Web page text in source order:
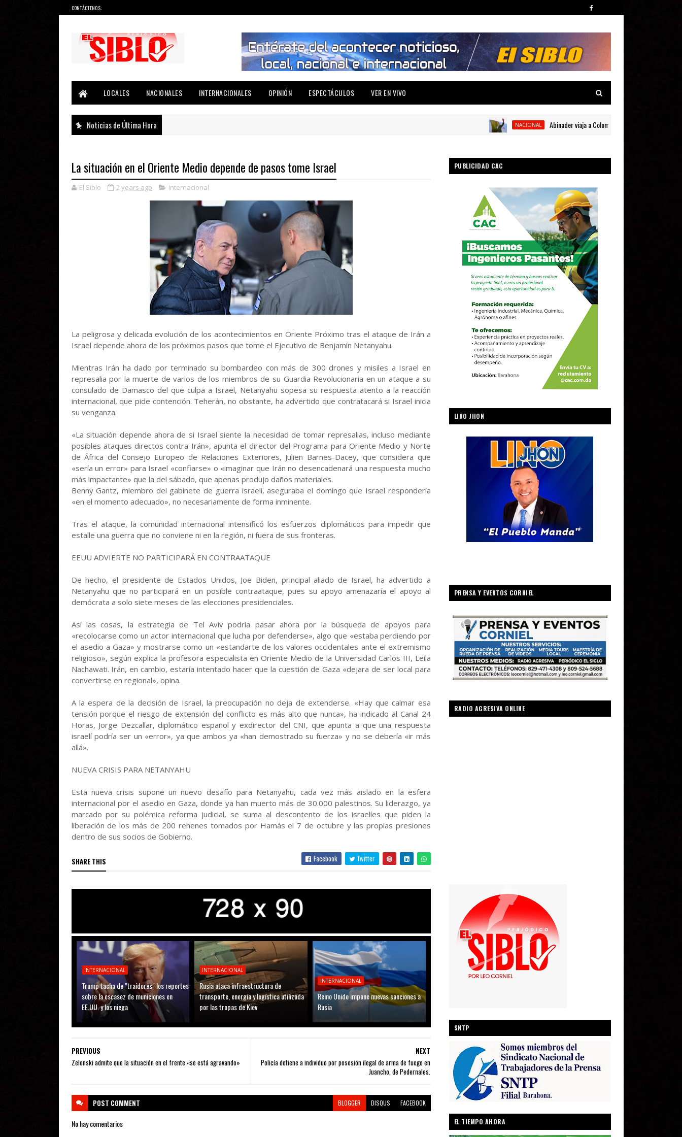
CONTÁCTENOS:
LOCALES
NACIONALES INTERNACIONALES OPINIÓN ESPECTÁCULOS VER EN VIVO
Noticias de Última Hora NACIONAL Abinader viaja a Colombia para participar en la toma de
La situación en el Oriente Medio depende de pasos tome Israel
El Siblo 2 years ago Internacional
La peligrosa y delicada evolución de los acontecimientos en Oriente Próximo tras el ataque de Irán a
Israel depende ahora de los próximos pasos que tome el Ejecutivo de Benjamín Netanyahu.
Mientras Irán ha dado por terminado su bombardeo con más de 300 drones y misiles a Israel en
represalia por la muerte de varios de los miembros de su Guardia Revolucionaria en un ataque a su
consulado de Damasco del que culpa a Israel, Netanyahu sopesa su respuesta atento a la reacción
internacional, que pide contención. Teherán, no obstante, ha advertido que contratacará si Israel inicia
su venganza.
«La situación depende ahora de si Israel siente la necesidad de tomar represalias, incluso mediante
posibles ataques directos contra Irán», apunta el director del Programa para Oriente Medio y Norte
de África del Consejo Europeo de Relaciones Exteriores, Julien Barnes-Dacey, que considera que
«sería un error» para Israel «confiarse» o «imaginar que Irán no desencadenará una respuesta mucho
más impactante» que la del sábado, que apenas produjo daños materiales.
Benny Gantz, miembro del gabinete de guerra israelí, aseguraba el domingo que Israel respondería
«en el momento adecuado», no necesariamente de forma inminente.
Tras el ataque, la comunidad internacional intensificó los esfuerzos diplomáticos para impedir que
estalle una guerra que no conviene ni en la región, ni fuera de sus fronteras.
EEUU ADVIERTE NO PARTICIPARÁ EN CONTRAATAQUE
De hecho, el presidente de Estados Unidos, Joe Biden, principal aliado de Israel, ha advertido a
Netanyahu que no participará en un posible contraataque, pues su apoyo amenazaría el apoyo al
demócrata a solo siete meses de las elecciones presidenciales.
Así las cosas, la estrategia de Tel Aviv podría pasar ahora por la búsqueda de apoyos para
«recolocarse como un actor internacional que lucha por defenderse», algo que «estaba perdiendo por
el asedio a Gaza» y mostrarse como un «estandarte de los valores occidentales ante el extremismo
religioso», según explica la profesora especialista en Oriente Medio de la Universidad Carlos III, Leila
Nachawati. Irán, en cambio, estaría intentado hacer que la cuestión de Gaza «dejara de ser local para
convertirse en regional», opina.
A la espera de la decisión de Israel, la preocupación no deja de extenderse. «Hay que calmar esa
tensión porque el riesgo de extensión del conflicto es más alto que nunca», ha indicado al Canal 24
Horas, Jorge Dezcallar, diplomático español y exdirector del CNI, que apunta a que una respuesta
israelí podría ser un «error», ya que ambos ya «han demostrado su fuerza» y no se debería «ir más
allá».
NUEVA CRISIS PARA NETANYAHU
Esta nueva crisis supone un nuevo desafío para Netanyahu, cada vez más aislado en la esfera
internacional por el asedio en Gaza, donde ya han muerto más de 30.000 palestinos. Su liderazgo, ya
marcado por su polémica reforma judicial, se suma al descontento de los israelíes que piden la
liberación de los más de 200 rehenes tomados por Hamás el 7 de octubre y las propias presiones
dentro de sus socios de Gobierno.
SHARE THIS Facebook Twitter
INTERNACIONAL
Trump tacha de "traidores" los reportes
sobre la escasez de municiones en
EE.UU. y los niega
INTERNACIONAL
Rusia ataca infraestructura de
transporte, energía y logística utilizada
por las tropas de Kiev
INTERNACIONAL
Reino Unido impone nuevas sanciones a
Rusia
NEXT
Policía detiene a individuo por posesión ilegal de arma de fuego en
Juancho, de Pedernales.
PREVIOUS
Zelenski admite que la situación en el frente «se está agravando»
POST COMMENT BLOGGER DISQUS FACEBOOK
No hay comentarios
PUBLICIDAD CAC
LINO JHON
PRENSA Y EVENTOS CORNIEL
RADIO AGRESIVA ONLINE
SNTP
EL TIEMPO AHORA